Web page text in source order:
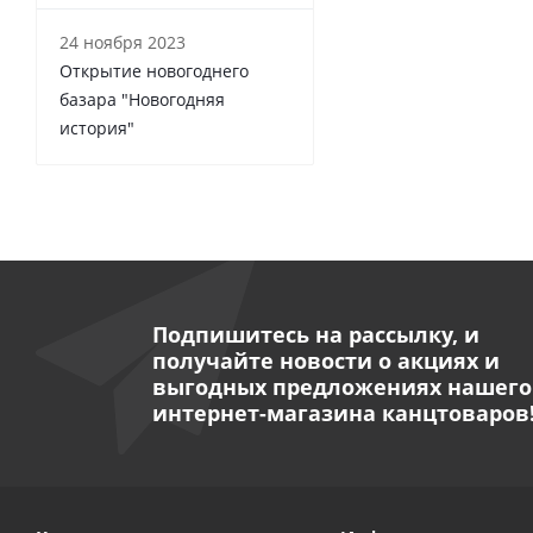
24 ноября 2023
Открытие новогоднего
базара "Новогодняя
история"
Подпишитесь на рассылку, и
получайте новости о акциях и
выгодных предложениях нашего
интернет-магазина